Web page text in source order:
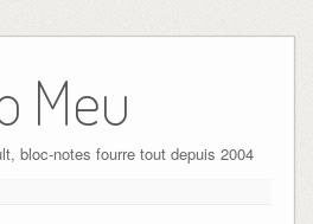
Meu
bloc-notes fourre tout depuis 2004